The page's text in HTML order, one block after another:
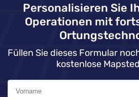
Personalisieren Sie
Operationen mit
Füllen Sie dieses Formular
kostenlose